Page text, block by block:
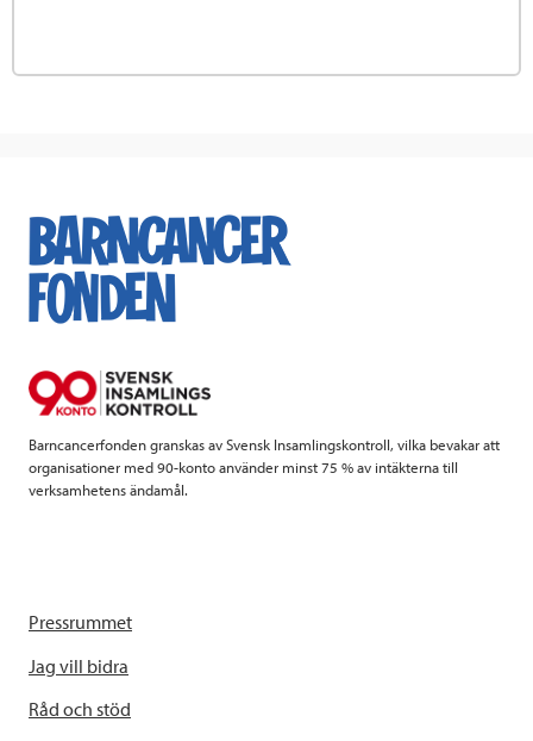
Barncancerfonden granskas av Svensk Insamlingskontroll, vilka bevakar att
organisationer med 90-konto använder minst 75 % av intäkterna till
verksamhetens ändamål.
Pressrummet
Jag vill bidra
Råd och stöd